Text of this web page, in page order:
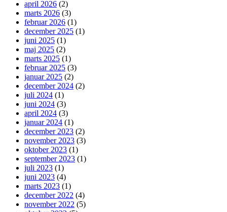
april 2026 (2)
marts 2026 (3)
februar 2026 (1)
december 2025 (1)
juni 2025 (1)
maj 2025 (2)
marts 2025 (1)
februar 2025 (3)
januar 2025 (2)
december 2024 (2)
juli 2024 (1)
juni 2024 (3)
april 2024 (3)
januar 2024 (1)
december 2023 (2)
november 2023 (3)
oktober 2023 (1)
september 2023 (1)
juli 2023 (1)
juni 2023 (4)
marts 2023 (1)
december 2022 (4)
november 2022 (5)